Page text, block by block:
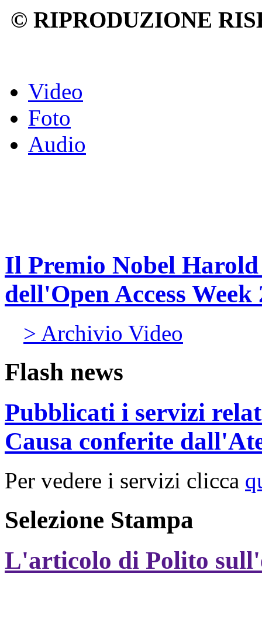
© RIPRODUZIONE
Video
Foto
Audio
Il Premio Nobel
dell'Open Access Week
> Archivio Video
Flash news
Pubblicati i servizi
Causa conferite
Per vedere i servizi clicca
Selezione Stampa
L'articolo di Polito